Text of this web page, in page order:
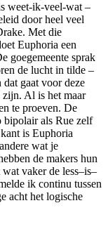
weet-ik-veel-wat –
door heel veel
Met die
Euphoria een
goegemeente sprak
de lucht in tilde –
gaat voor deze
Al is het maar
te proeven. De
bipolair als Rue zelf
is Euphoria
wat je
de makers hun
wat vaker de less–is–
ik continu tussen
acht het logische